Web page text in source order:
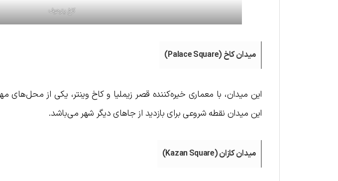
کاخ پترهوف
میدان کاخ (Palace Square)
این میدان، با معماری خیره‌کننده قصر زیملیا و کاخ وینتر، یکی از
این میدان نقطه شروعی برای بازدید از جاهای دیگر شهر می‌باشد.
میدان کازان (Kazan Square)